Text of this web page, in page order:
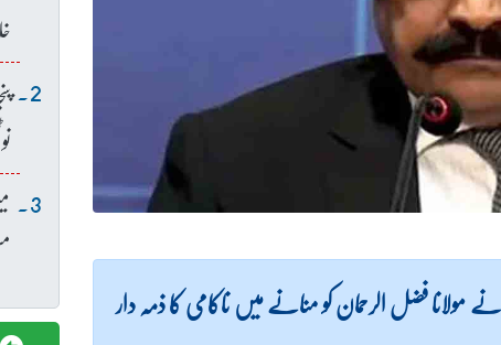
فضل الرحمان کو منانے میں ناکامی کا ذمہ دار